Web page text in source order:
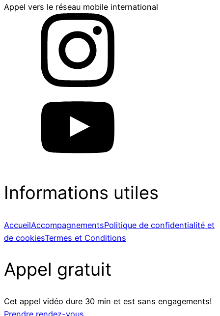
Appel vers le réseau mobile international
Informations utiles
AccueilAccompagnementsPolitique de confidentialité et
de cookiesTermes et Conditions
Appel gratuit
Cet appel vidéo dure 30 min et est sans engagements!
Prendre rendez-vous